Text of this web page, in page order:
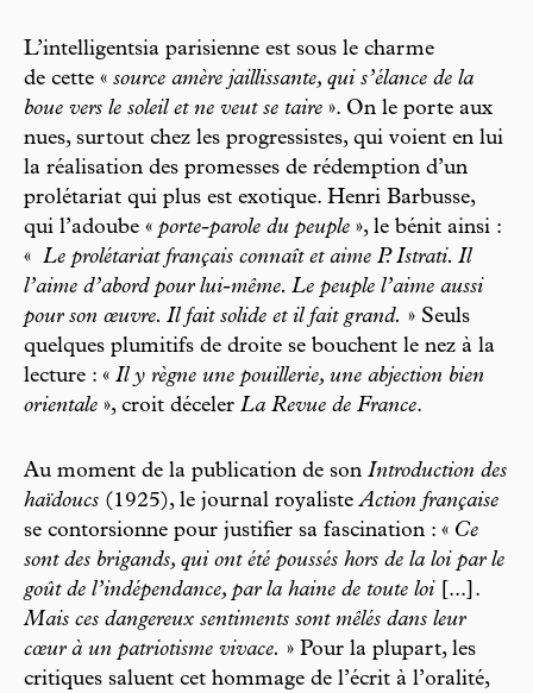
L’intelligentsia parisienne est sous le charme
de cette « source amère jaillissante, qui s’élance de la
boue vers le soleil et ne veut se taire ». On le porte aux
nues, surtout chez les progressistes, qui voient en lui
la réalisation des promesses de rédemption d’un
prolétariat qui plus est exotique. Henri Barbusse,
qui l’adoube « porte-parole du peuple », le bénit ainsi :
« Le prolétariat français connaît et aime P. Istrati. Il
l’aime d’abord pour lui-même. Le peuple l’aime aussi
pour son œuvre. Il fait solide et il fait grand. » Seuls
quelques plumitifs de droite se bouchent le nez à la
lecture : « Il y règne une pouillerie, une abjection bien
orientale », croit déceler La Revue de France.
Au moment de la publication de son Introduction des
haïdoucs (1925), le journal royalisteAction française
se contorsionne pour justifier sa fascination : « Ce
sont des brigands, qui ont été poussés hors de la loi par le
goût de l’indépendance, par la haine de toute loi [...].
Mais ces dangereux sentiments sont mêlés dans leur
cœur à un patriotisme vivace. » Pour la plupart, les
critiques saluent cet hommage de l’écrit à l’oralité,